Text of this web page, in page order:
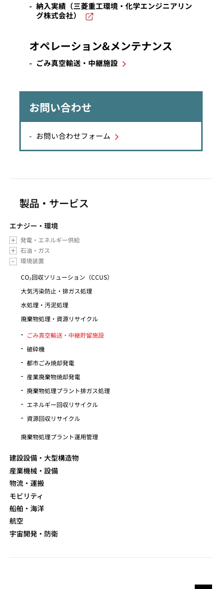
納入実績（三菱重工環境・化学エンジニアリン
グ株式会社）
オペレーション&メンテナンス
ごみ真空輸送・中継施設
お問い合わせ
お問い合わせフォーム
製品・サービス
エナジー・環境
発電・エネルギー供給
石油・ガス
環境装置
CO₂回収ソリューション（CCUS）
大気汚染防止・排ガス処理
水処理・汚泥処理
廃棄物処理・資源リサイクル
ごみ真空輸送・中継貯留施設
破砕機
都市ごみ焼却発電
産業廃棄物焼却発電
廃棄物処理プラント排ガス処理
エネルギー回収リサイクル
資源回収リサイクル
廃棄物処理プラント運用管理
建設設備・大型構造物
産業機械・設備
物流・運搬
モビリティ
船舶・海洋
航空
宇宙開発・防衛